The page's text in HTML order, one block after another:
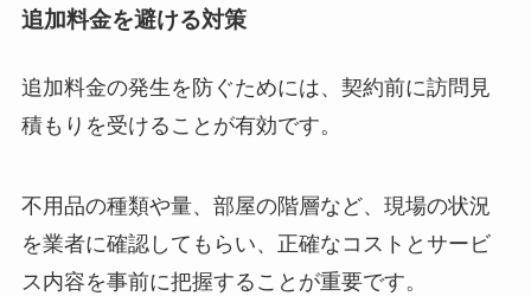
追加料金を避ける対策
追加料金の発生を防ぐためには、契約前に訪問見
積もりを受けることが有効です。
不用品の種類や量、部屋の階層など、現場の状況
を業者に確認してもらい、正確なコストとサービ
ス内容を事前に把握することが重要です。